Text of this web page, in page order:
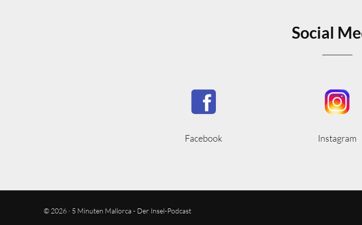
Social
Facebook Instagram
© 2026 · 5 Minuten Mallorca - Der Insel-Podcast